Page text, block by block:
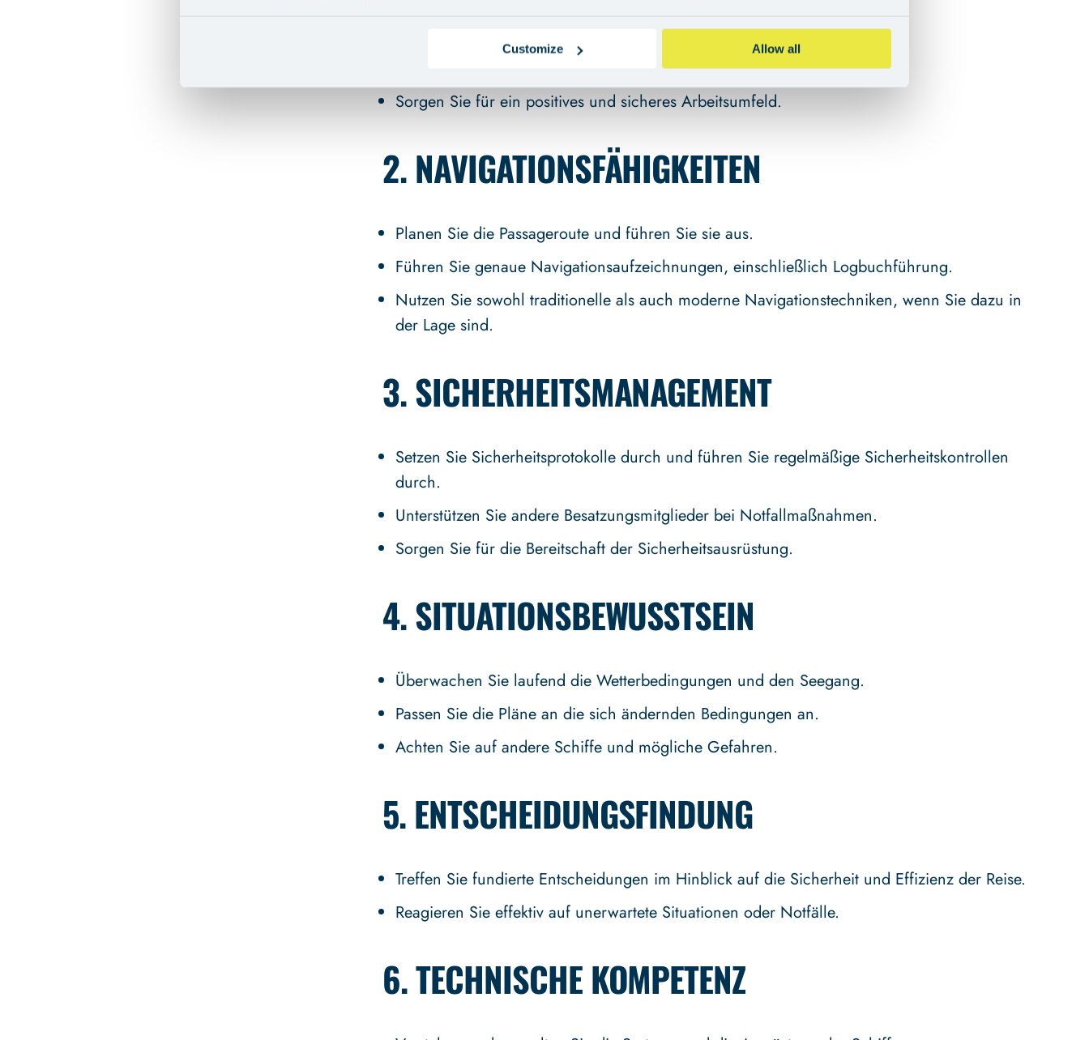
Customize Allow all
Effektives Management und Motivation der Crew.
Sorgen Sie für eine klare Kommunikation und Delegation von Aufgaben.
Sorgen Sie für ein positives und sicheres Arbeitsumfeld.
2.NAVIGATIONSFÄHIGKEITEN
Planen Sie die Passageroute und führen Sie sie aus.
Führen Sie genaue Navigationsaufzeichnungen, einschließlich Logbuchführung.
Nutzen Sie sowohl traditionelle als auch moderne Navigationstechniken, wenn Sie dazu in
der Lage sind.
3.SICHERHEITSMANAGEMENT
Setzen Sie Sicherheitsprotokolle durch und führen Sie regelmäßige Sicherheitskontrollen
durch.
Unterstützen Sie andere Besatzungsmitglieder bei Notfallmaßnahmen.
Sorgen Sie für die Bereitschaft der Sicherheitsausrüstung.
4.SITUATIONSBEWUSSTSEIN
Überwachen Sie laufend die Wetterbedingungen und den Seegang.
Passen Sie die Pläne an die sich ändernden Bedingungen an.
Achten Sie auf andere Schiffe und mögliche Gefahren.
5.ENTSCHEIDUNGSFINDUNG
Treffen Sie fundierte Entscheidungen im Hinblick auf die Sicherheit und Effizienz der Reise.
Reagieren Sie effektiv auf unerwartete Situationen oder Notfälle.
6.TECHNISCHE KOMPETENZ